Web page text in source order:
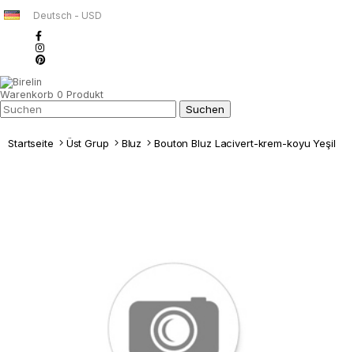
Deutsch - USD
Warenkorb 0 Produkt
Startseite Üst Grup Bluz Bouton Bluz Lacivert-krem-koyu Yeşil